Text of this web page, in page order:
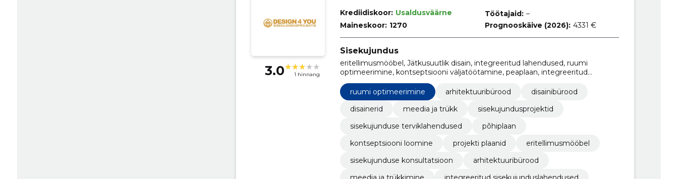
3.0 1 hinnang
Krediidiskoor: Usaldusväärne
Maineskoor: 1270
Töötajaid: –
Prognooskäive (2026): 4331 €
Sisekujundus
eritellimusmööbel, Jätkusuutlik disain, integreeritud lahendused, ruumi
optimeerimine, kontseptsiooni väljatöötamine, peaplaan, integreeritud
sisekujunduslahendused, meedia ja trükkimine, arhitektuuribürood,
sisekujunduse konsultatsioon
ruumi optimeerimine arhitektuuribürood
disainibürood
disainerid
meedia ja trükk
sisekujundusprojektid
sisekujunduse terviklahendused
põhiplaan
kontseptsiooni loomine
projekti plaanid
eritellimusmööbel
sisekujunduse konsultatsioon
arhitektuuribürood